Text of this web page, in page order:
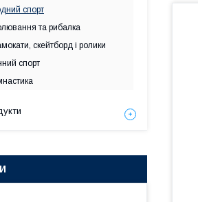
спорт
та рибалка
скейтборд і ролики
спорт